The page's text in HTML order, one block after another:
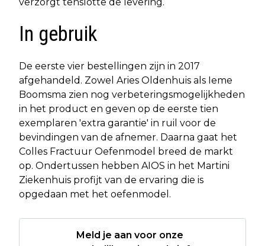
In gebruik
De eerste vier bestellingen zijn in 2017
afgehandeld. Zowel Aries Oldenhuis als Ieme
Boomsma zien nog verbeteringsmogelijkheden
in het product en geven op de eerste tien
exemplaren 'extra garantie' in ruil voor de
bevindingen van de afnemer. Daarna gaat het
Colles Fractuur Oefenmodel breed de markt
op. Ondertussen hebben AIOS in het Martini
Ziekenhuis profijt van de ervaring die is
opgedaan met het oefenmodel.
Meld je aan voor onze